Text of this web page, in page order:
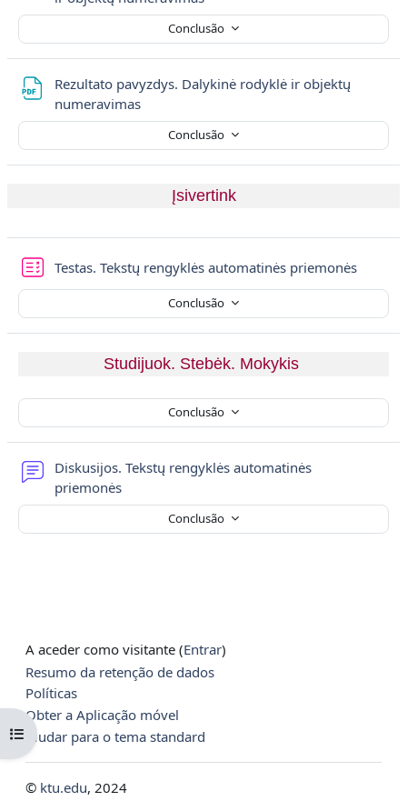
Abrir índice da disciplina
Conclusão
Rezultato pavyzdys. Dalykinė rodyklė ir objektų
numeravimas
Conclusão
Įsivertink
Testas. Tekstų rengyklės automatinės priemonėsTeste
Conclusão
Conclusão
Studijuok. Stebėk. Mokykis
Diskusijos. Tekstų rengyklės automatinės
priemonės
Conclusão
A aceder como visitante (Entrar)
Resumo da retenção de dados
Políticas
Obter a Aplicação móvel
Mudar para o tema standard
© ktu.edu, 2024